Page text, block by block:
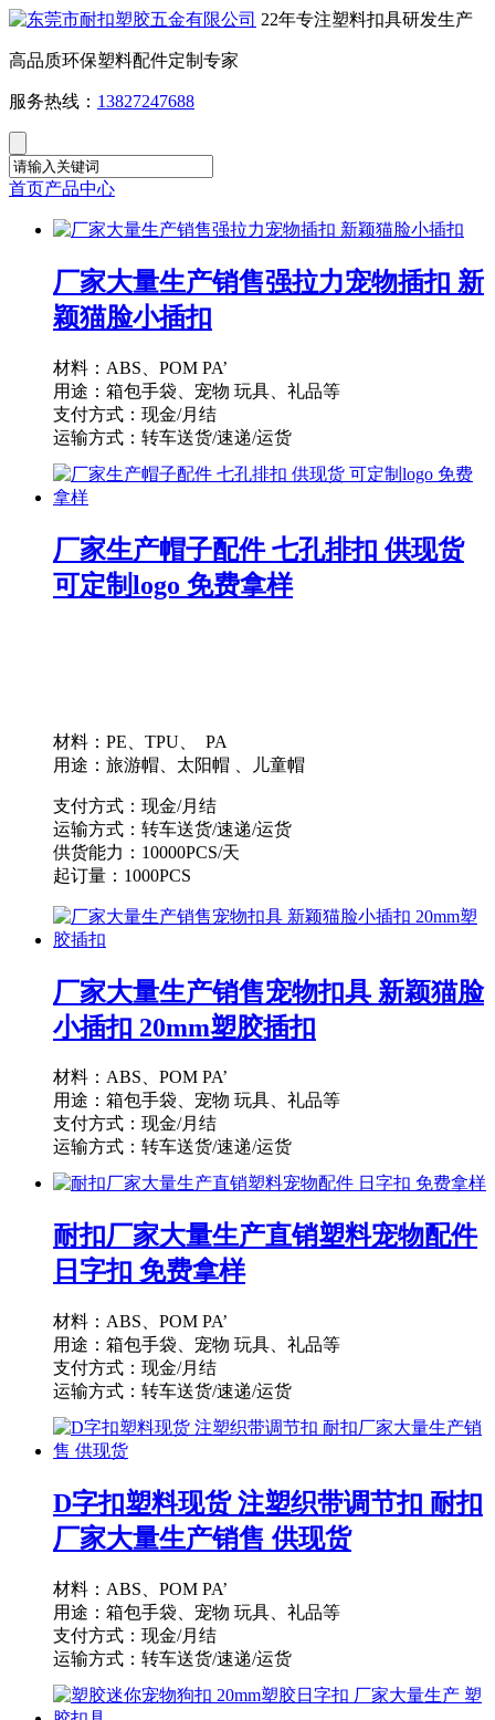
22年专注塑料扣具研发生产
高品质环保塑料配件定制专家
服务热线： 13827247688
首页产品中心
厂家大量生产销售强拉力宠物插扣 新
颖猫脸小插扣
材料：ABS、POM PA’
用途：箱包手袋、宠物 玩具、礼品等
支付方式：现金/月结
运输方式：转车送货/速递/运货
供货能力：10000PCS/天
起订量：1000PCS
厂家生产帽子配件 七孔排扣 供现货
可定制logo 免费拿样
材料：PE、TPU、 PA
用途：旅游帽、太阳帽 、儿童帽
支付方式：现金/月结
运输方式：转车送货/速递/运货
供货能力：10000PCS/天
起订量：1000PCS
厂家大量生产销售宠物扣具 新颖猫脸
小插扣 20mm塑胶插扣
材料：ABS、POM PA’
用途：箱包手袋、宠物 玩具、礼品等
支付方式：现金/月结
运输方式：转车送货/速递/运货
供货能力：10000PCS/天
起订量：1000PCS
耐扣厂家大量生产直销塑料宠物配件
日字扣 免费拿样
材料：ABS、POM PA’
用途：箱包手袋、宠物 玩具、礼品等
支付方式：现金/月结
运输方式：转车送货/速递/运货
供货能力：10000PCS/天
起订量：1000PCS
D字扣塑料现货 注塑织带调节扣 耐扣
厂家大量生产销售 供现货
材料：ABS、POM PA’
用途：箱包手袋、宠物 玩具、礼品等
支付方式：现金/月结
运输方式：转车送货/速递/运货
供货能力：10000PCS/天
起订量：1000PCS